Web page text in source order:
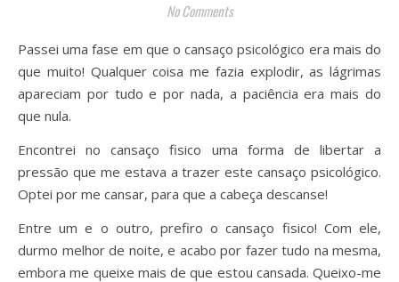
No Comments
Passei uma fase em que o cansaço psicológico era mais do
que muito! Qualquer coisa me fazia explodir, as lágrimas
apareciam por tudo e por nada, a paciência era mais do
que nula.
Encontrei no cansaço fisico uma forma de libertar a
pressão que me estava a trazer este cansaço psicológico.
Optei por me cansar, para que a cabeça descanse!
Entre um e o outro, prefiro o cansaço fisico! Com ele,
durmo melhor de noite, e acabo por fazer tudo na mesma,
embora me queixe mais de que estou cansada. Queixo-me